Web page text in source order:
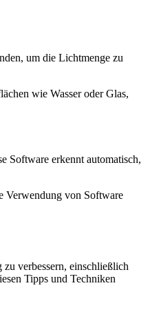
um die Lichtmenge zu
wie Wasser oder Glas,
Software erkennt automatisch,
Verwendung von Software
verbessern, einschließlich
Tipps und Techniken